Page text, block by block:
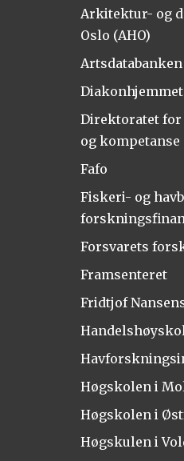
Arkitektur- og
Oslo (AHO)
Artsdatabanken
Direktoratet
og kompetanse
Fafo
Fiskeri- og
Forsvarets
Framsenteret
Fridtjof
Høgskolen i
Høgskolen i
Høgskulen i